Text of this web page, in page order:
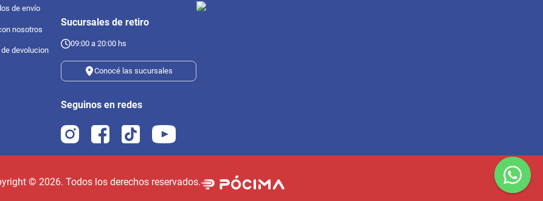
de envío
nosotros
devolucion
Sucursales de retiro
09:00 a 20:00 hs
Conocé las sucursales
Seguinos en redes
© 2026. Todos los derechos reservados.